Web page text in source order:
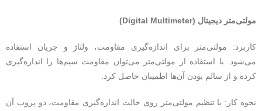
مولتی‌متر دیجیتال (Digital Multimeter)
کاربرد: مولتی‌متر برای اندازه‌گیری مقاومت، ولتاژ و جریان استفاده
می‌شود. با استفاده از مولتی‌متر می‌توان مقاومت سیم‌ها را اندازه‌گیری
کرده و از سالم بودن آن‌ها اطمینان حاصل کرد.
نحوه کار: با تنظیم مولتی‌متر روی حالت اندازه‌گیری مقاومت، دو پروب آن